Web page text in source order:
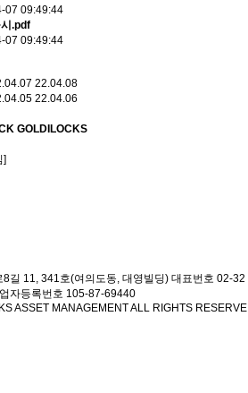
07 09:49:44
.pdf
07 09:49:44
22.04.08
22.04.06
GOLDILOCKS
]
길 11, 341호(여의도동, 대영빌딩) 대표번호 02-32
자등록번호 105-87-69440
ASSET MANAGEMENT ALL RIGHTS RESERVE